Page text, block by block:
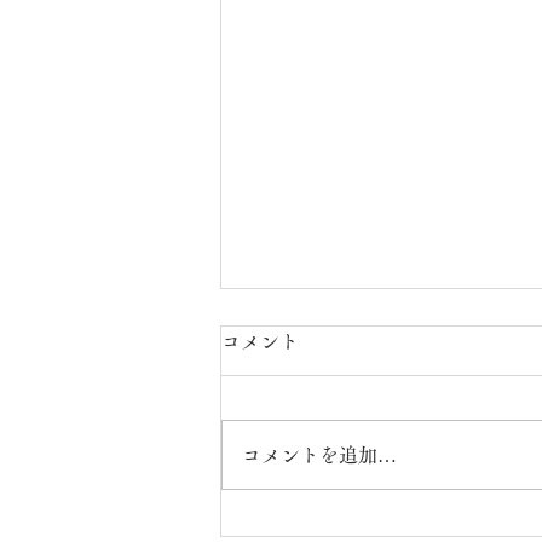
ウエルカフェこだま【R8年7
コメント
コメントを追加…